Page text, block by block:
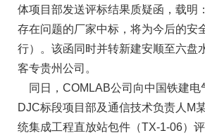
体项目部发送评标结果质疑函，载明
存在问题的厂家中标，将为今后的安
行）。该函同时并转新建安顺至六盘
客专贵州公司。
同日，COMLAB公司向中国铁建电
DJC标段项目部及通信技术负责人M
统集成工程直放站包件（TX-1-06）